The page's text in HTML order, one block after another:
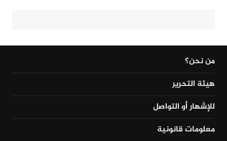
من نحن؟
هيئة التحرير
للإشهار أو التواصل
معلومات قانونية